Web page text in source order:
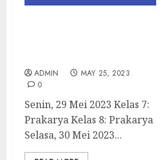
ADMIN
MAY 25, 2023
0
Senin, 29 Mei 2023 Kelas 7:
Prakarya Kelas 8: Prakarya
Selasa, 30 Mei 2023...